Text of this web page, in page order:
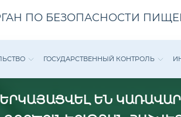
ПО БЕЗОПАСНОСТИ
ГОСУДАРСТВЕННЫЙ КОНТРОЛЬ
ԵՆ